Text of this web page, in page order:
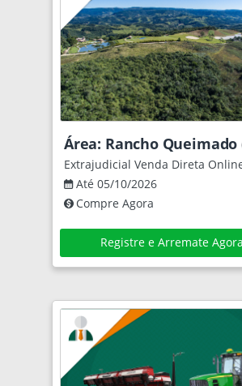
Área: Rancho Queimado
Extrajudicial Venda Direta
Até 05/10/2026
Compre Agora
Registre e Arremate Agora